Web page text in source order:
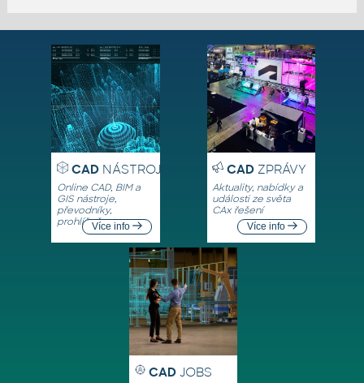
CADNÁSTROJE
Online CAD, BIM a
GIS nástroje,
převodníky,
prohlížečeVíce info
CADZPRÁVY
Aktuality, nabídky a
události ze světa
CAx řešení
Více info
CAD JOBS